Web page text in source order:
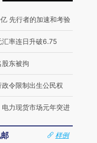
先行者的加速和考验
率连日升破6.75
东被拘
令限制出生公民权
电力现货市场元年突进
样例